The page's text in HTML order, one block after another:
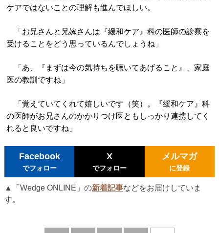
ケアではないことの理解も進んでほしい。
「お兄さんと兄嫁さんは『緩和ケア』科の医師の診察を
受けることをどう思っているんでしょうね」
「あ、『まずは今の気持ちを聴いてあげること』、家庭
医の教訓ですね」
「覚えていてくれて嬉しいです（笑）。『緩和ケア』科
の医師がお兄さんのかかりつけ医ともしっかり連携してく
れると良いですね」
Facebook
でフォロー
X
でフォロー
メルマガ
に登録
▲「Wedge ONLINE」の新着記事などをお届けしていま
す。